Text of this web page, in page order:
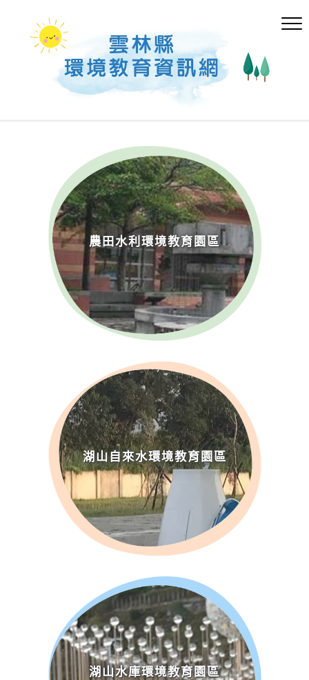
農田水利環境教育園區
湖山自來水環境教育園區
湖山水庫環境教育園區